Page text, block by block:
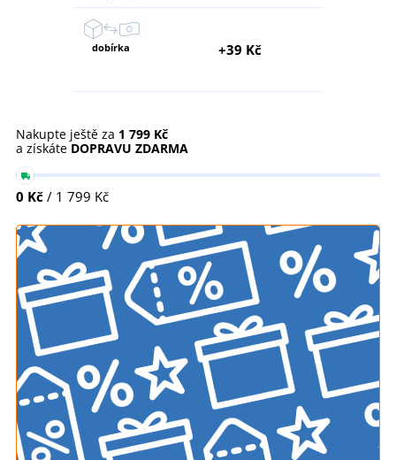
dobírka +39 Kč
Nakupte ještě za 1 799 Kč
a získáte DOPRAVU ZDARMA
0 Kč / 1 799 Kč